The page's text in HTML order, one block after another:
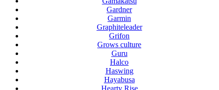
Gardner
Garmin
Graphiteleader
Grifon
Grows culture
Guru
Halco
Haswing
Hayabusa